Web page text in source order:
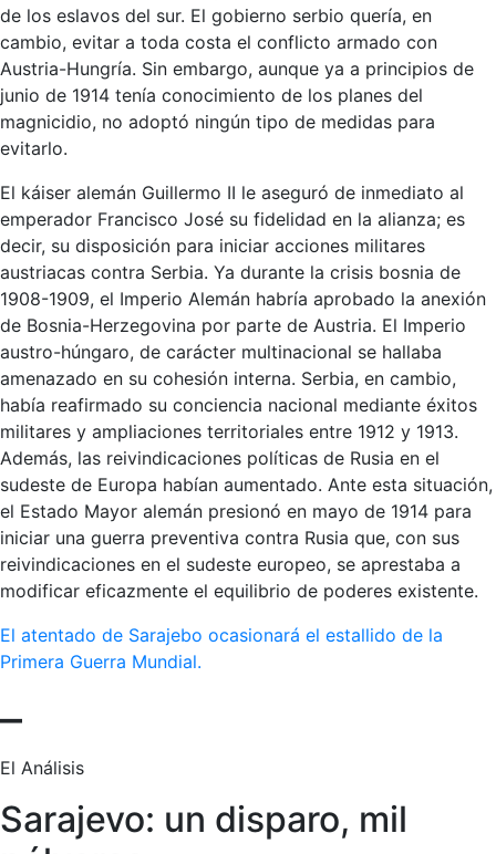
de los eslavos del sur. El gobierno serbio quería, en
cambio, evitar a toda costa el conflicto armado con
Austria-Hungría. Sin embargo, aunque ya a principios de
junio de 1914 tenía conocimiento de los planes del
magnicidio, no adoptó ningún tipo de medidas para
evitarlo.
El káiser alemán Guillermo II le aseguró de inmediato al
emperador Francisco José su fidelidad en la alianza; es
decir, su disposición para iniciar acciones militares
austriacas contra Serbia. Ya durante la crisis bosnia de
1908-1909, el Imperio Alemán habría aprobado la anexión
de Bosnia-Herzegovina por parte de Austria. El Imperio
austro-húngaro, de carácter multinacional se hallaba
amenazado en su cohesión interna. Serbia, en cambio,
había reafirmado su conciencia nacional mediante éxitos
militares y ampliaciones territoriales entre 1912 y 1913.
Además, las reivindicaciones políticas de Rusia en el
sudeste de Europa habían aumentado. Ante esta situación,
el Estado Mayor alemán presionó en mayo de 1914 para
iniciar una guerra preventiva contra Rusia que, con sus
reivindicaciones en el sudeste europeo, se aprestaba a
modificar eficazmente el equilibrio de poderes existente.
El atentado de Sarajebo ocasionará el estallido de la
Primera Guerra Mundial.
–
El Análisis
Sarajevo: un disparo, mil